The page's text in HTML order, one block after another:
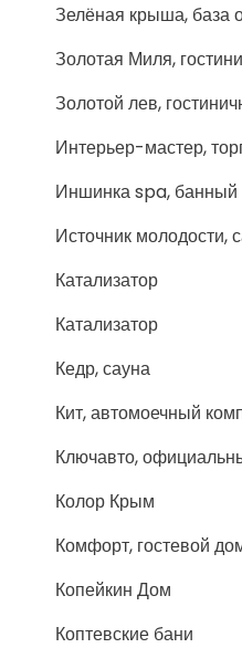
Зелёная крыша, база
Золотая Миля,
Золотой лев,
Интерьер-мастер,
Иншинка spa, банный
Источник молодости,
Катализатор
Катализатор
Кедр, сауна
Кит, автомоечный
Ключавто,
Колор Крым
Комфорт, гостевой
Копейкин Дом
Коптевские бани